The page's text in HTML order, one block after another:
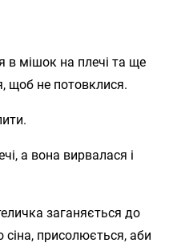
в мішок на плечі та ще
щоб не потовклися.
а вона вирвалася і
заганяється до
сіна, присолюється, аби